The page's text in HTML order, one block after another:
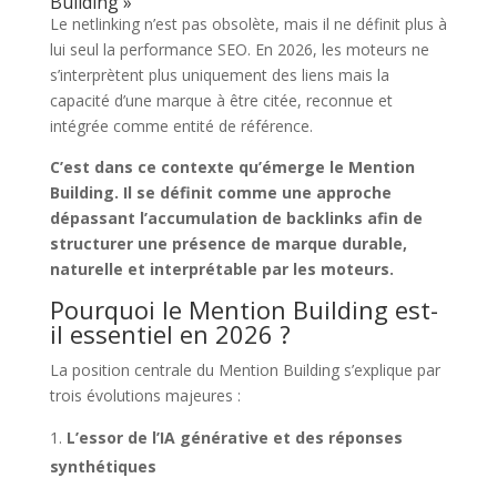
Le netlinking n’est pas obsolète, mais il ne définit plus à
lui seul la performance SEO. En 2026, les moteurs ne
s’interprètent plus uniquement des liens mais la
capacité d’une marque à être citée, reconnue et
intégrée comme entité de référence.
C’est dans ce contexte qu’émerge le Mention
Building. Il se définit comme une approche
dépassant l’accumulation de backlinks afin de
structurer une présence de marque durable,
naturelle et interprétable par les moteurs.
Pourquoi le Mention Building est-
il essentiel en 2026 ?
La position centrale du Mention Building s’explique par
trois évolutions majeures :
L’essor de l’IA générative et des réponses
synthétiques